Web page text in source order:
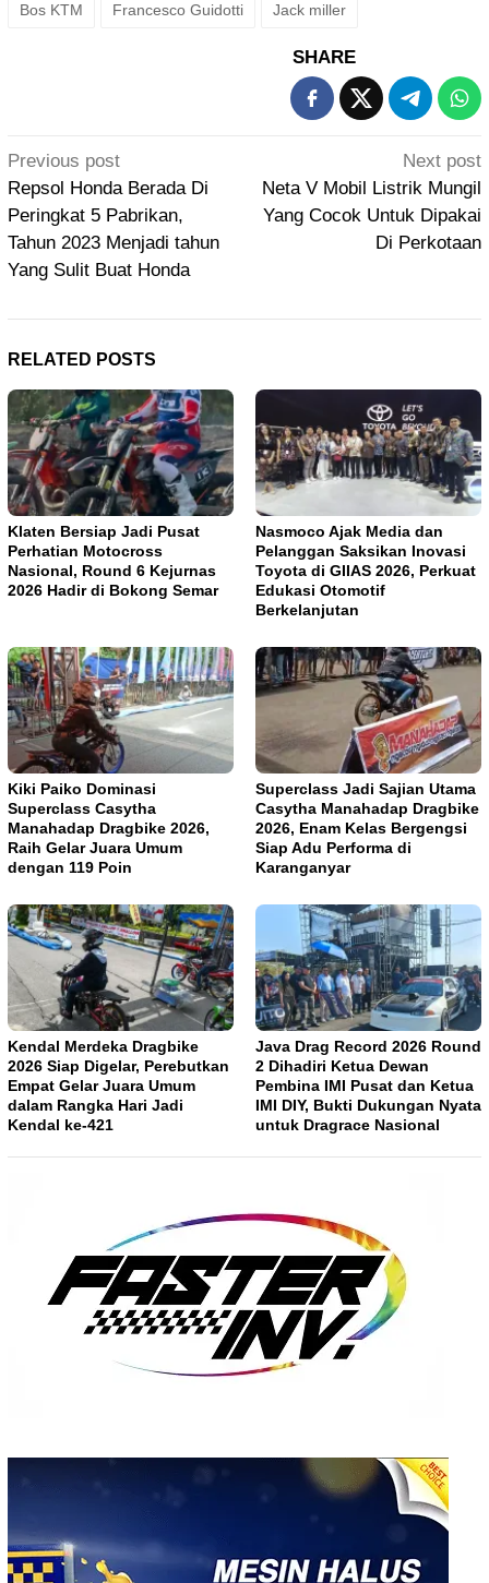
Bos KTM Francesco Guidotti Jack miller
SHARE
Post
navigation
Previous post
Repsol Honda Berada Di
Peringkat 5 Pabrikan,
Tahun 2023 Menjadi tahun
Yang Sulit Buat Honda
Next post
Neta V Mobil Listrik Mungil
Yang Cocok Untuk Dipakai
Di Perkotaan
RELATED POSTS
Klaten Bersiap Jadi Pusat
Perhatian Motocross
Nasional, Round 6 Kejurnas
2026 Hadir di Bokong Semar
Nasmoco Ajak Media dan
Pelanggan Saksikan Inovasi
Toyota di GIIAS 2026, Perkuat
Edukasi Otomotif
Berkelanjutan
Kiki Paiko Dominasi
Superclass Casytha
Manahadap Dragbike 2026,
Raih Gelar Juara Umum
dengan 119 Poin
Superclass Jadi Sajian Utama
Casytha Manahadap Dragbike
2026, Enam Kelas Bergengsi
Siap Adu Performa di
Karanganyar
Kendal Merdeka Dragbike
2026 Siap Digelar, Perebutkan
Empat Gelar Juara Umum
dalam Rangka Hari Jadi
Kendal ke-421
Java Drag Record 2026 Round
2 Dihadiri Ketua Dewan
Pembina IMI Pusat dan Ketua
IMI DIY, Bukti Dukungan Nyata
untuk Dragrace Nasional